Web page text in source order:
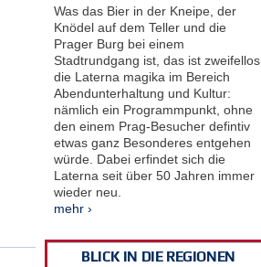
Was das Bier in der Kneipe, der
Knödel auf dem Teller und die
Prager Burg bei einem
Stadtrundgang ist, das ist zweifellos
die Laterna magika im Bereich
Abendunterhaltung und Kultur:
nämlich ein Programmpunkt, ohne
den einem Prag-Besucher defintiv
etwas ganz Besonderes entgehen
würde. Dabei erfindet sich die
Laterna seit über 50 Jahren immer
wieder neu.
mehr ›
BLICK IN DIE REGIONEN